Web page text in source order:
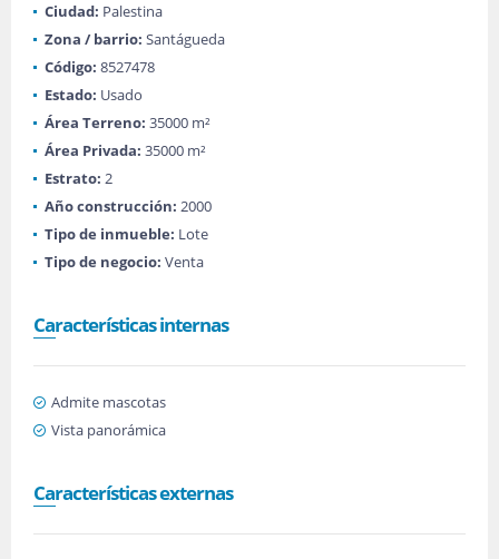
Ciudad: Palestina
Zona / barrio: Santágueda
Código: 8527478
Estado: Usado
Área Terreno: 35000 m²
Área Privada: 35000 m²
Estrato: 2
Año construcción: 2000
Tipo de inmueble: Lote
Tipo de negocio: Venta
Características internas
Admite mascotas
Vista panorámica
Características externas